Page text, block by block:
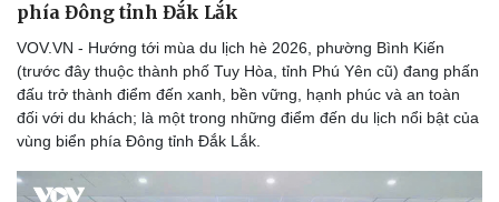
Sức khỏe
Dinh dưỡng - món ngon
Sản phụ khoa
Đời sống
Tình yêu - Gia đình
phía Đông tỉnh Đắk Lắk
VOV.VN - Hướng tới mùa du lịch hè 2026, phường Bình Kiến
(trước đây thuộc thành phố Tuy Hòa, tỉnh Phú Yên cũ) đang phấn
đấu trở thành điểm đến xanh, bền vững, hạnh phúc và an toàn
đối với du khách; là một trong những điểm đến du lịch nổi bật của
vùng biển phía Đông tỉnh Đắk Lắk.